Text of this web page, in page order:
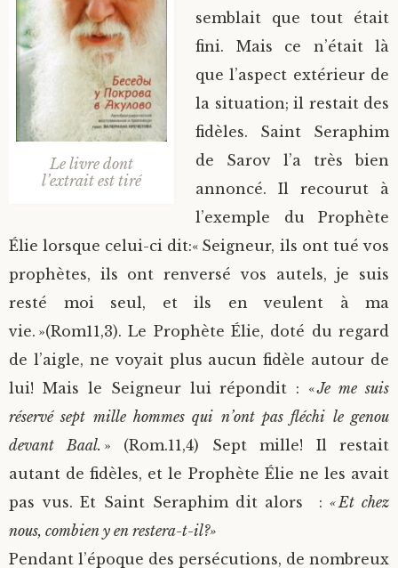
Le livre dont
l’extrait est tiré
semblait que tout était
fini. Mais ce n’était là
que l’aspect extérieur de
la situation; il restait des
fidèles. Saint Seraphim
de Sarov l’a très bien
annoncé. Il recourut à
l’exemple du Prophète
Élie lorsque celui-ci dit:« Seigneur, ils ont tué vos
prophètes, ils ont renversé vos autels, je suis
resté moi seul, et ils en veulent à ma
vie. »(Rom11,3). Le Prophète Élie, doté du regard
de l’aigle, ne voyait plus aucun fidèle autour de
lui! Mais le Seigneur lui répondit : «Je me suis
réservé sept mille hommes qui n’ont pas fléchi le genou
devant Baal. » (Rom.11,4) Sept mille! Il restait
autant de fidèles, et le Prophète Élie ne les avait
pas vus. Et Saint Seraphim dit alors :« Et chez
nous, combien y en restera-t-il?»
Pendant l’époque des persécutions, de nombreux